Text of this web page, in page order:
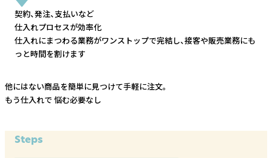
契約、発注、支払いなど
仕入れプロセスが効率化
仕入れにまつわる業務がワンストップで完結し、接客や販売業務にも
っと時間を割けます
他にはない商品を簡単に見つけて手軽に注文。
もう仕入れで 悩む必要なし
Steps